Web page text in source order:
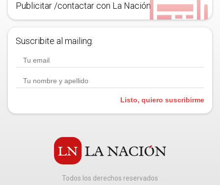
Publicitar /contactar con La Nación
Suscribite al mailing.
Listo, quiero suscribirme
Todos los derechos reservados